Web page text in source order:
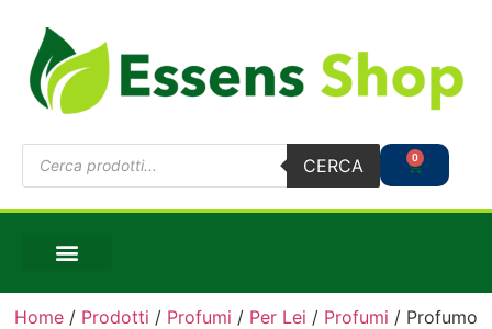
CERCA 0
Home / Prodotti / Profumi / Per Lei / Profumi / Profumo